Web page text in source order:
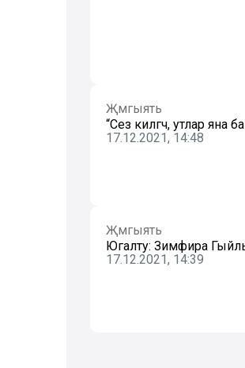
Җәмгыять
“Сез килгәч, утлар яна
17.12.2021, 14:48
Җәмгыять
Югалту: Зимфира
17.12.2021, 14:39